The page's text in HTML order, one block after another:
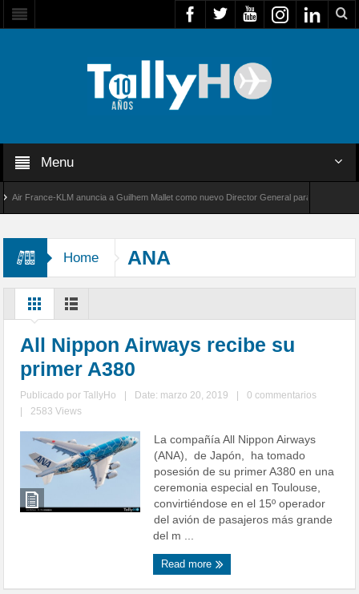
Menu
France-KLM anuncia a Guilhem Mallet como nuevo Director General para América Latina
Home ANA
All Nippon Airways recibe su
primer A380
Publicado porTallyHo Date: marzo 20, 2019
0 commentarios
2583 Views
La compañía All Nippon Airways
(ANA), de Japón, ha tomado
posesión de su primer A380 en una
ceremonia especial en Toulouse,
convirtiéndose en el 15º operador
del avión de pasajeros más grande
del m ...
Read more